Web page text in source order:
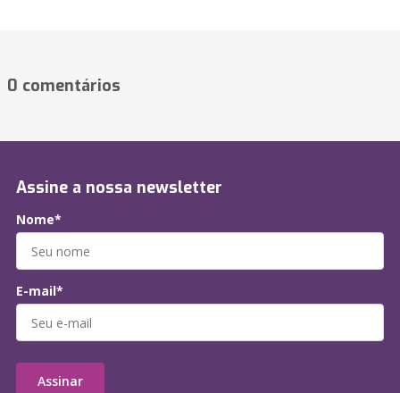
0 comentários
Assine a nossa newsletter
Nome*
E-mail*
Assinar